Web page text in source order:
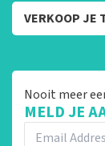
VERKOOP JE
Nooit meer
MELD JE